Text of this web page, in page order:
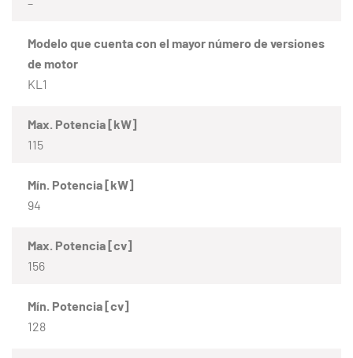
Modelo que cuenta con el mayor número de versiones
de motor
KL1
Max. Potencia [kW]
115
Mín. Potencia [kW]
94
Max. Potencia [cv]
156
Mín. Potencia [cv]
128